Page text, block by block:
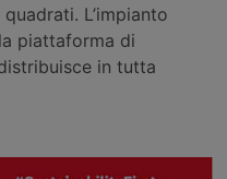
L’impianto
piattaforma di
in tutta